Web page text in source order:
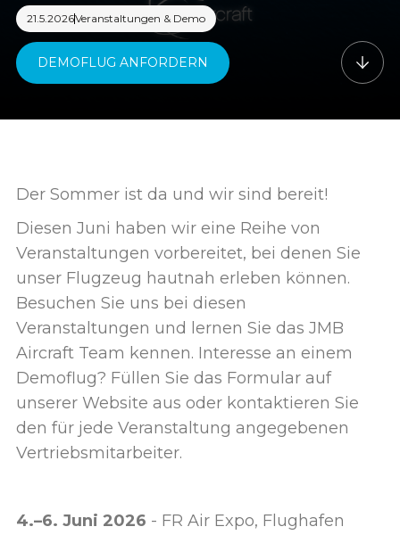
21.5.2026Veranstaltungen & Demo
DEMOFLUG ANFORDERN
Der Sommer ist da und wir sind bereit!
Diesen Juni haben wir eine Reihe von
Veranstaltungen vorbereitet, bei denen Sie
unser Flugzeug hautnah erleben können.
Besuchen Sie uns bei diesen
Veranstaltungen und lernen Sie das JMB
Aircraft Team kennen. Interesse an einem
Demoflug? Füllen Sie das Formular auf
unserer Website aus oder kontaktieren Sie
den für jede Veranstaltung angegebenen
Vertriebsmitarbeiter.
4.–6. Juni 2026 - FR Air Expo, Flughafen